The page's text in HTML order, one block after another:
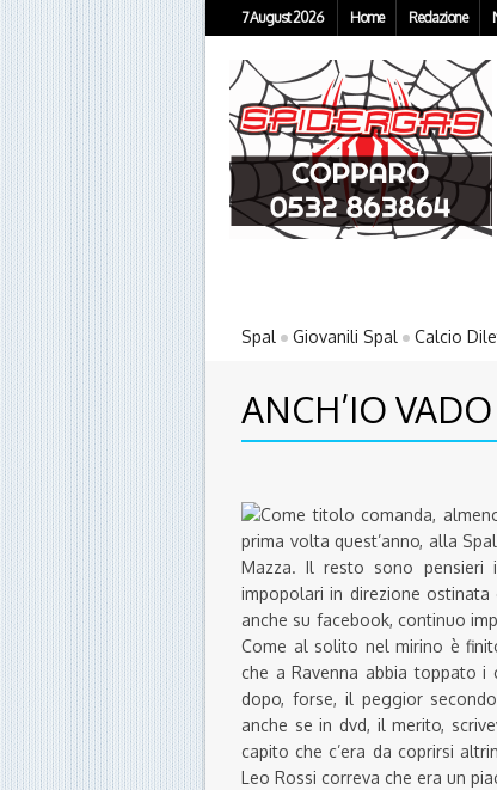
7 August 2026 Home Redazione
Spal Giovanili Spal Calcio
ANCH’IO
Come titolo comanda,
prima volta quest’anno, alla
Mazza. Il resto sono
impopolari in direzione
anche su facebook, continuo
Come al solito nel mirino è
che a Ravenna abbia toppato i
dopo, forse, il peggior
anche se in dvd, il merito,
capito che c’era da coprirsi
Leo Rossi correva che era un